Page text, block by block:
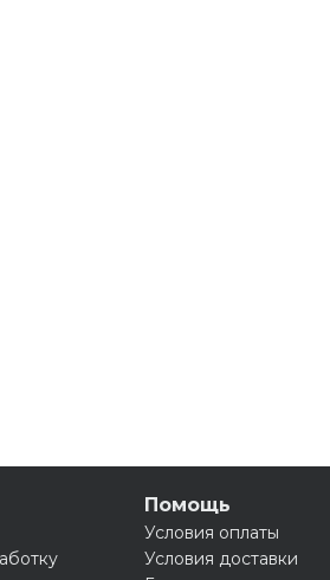
Помощь
Условия оплаты
Условия доставки